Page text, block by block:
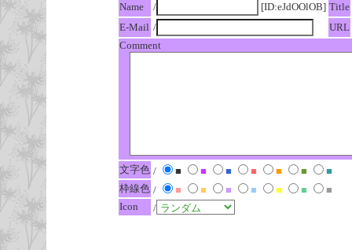
Name
/ [ID:eJdOOlOB] Title
E-Mail /
URL
Comment
文字色 / ■ ■ ■ ■ ■ ■
■
枠線色 / ■ ■ ■ ■ ■ ■
■
Icon
/